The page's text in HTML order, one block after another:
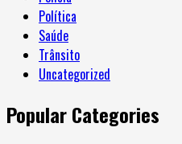
Política
Saúde
Trânsito
Uncategorized
Popular Categories